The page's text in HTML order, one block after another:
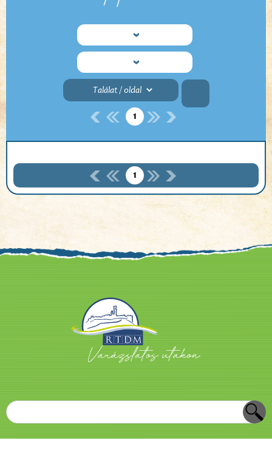
1
1